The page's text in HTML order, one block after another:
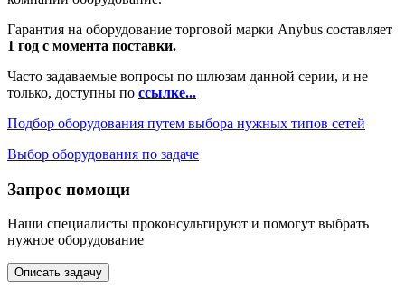
Гарантия на оборудование торговой марки Anybus составляет
1 год с момента поставки.
Часто задаваемые вопросы по шлюзам данной серии, и не
только, доступны по ссылке...
Подбор оборудования путем выбора нужных типов сетей
Выбор оборудования по задаче
Запрос помощи
Наши специалисты проконсультируют и помогут выбрать
нужное оборудование
Описать задачу